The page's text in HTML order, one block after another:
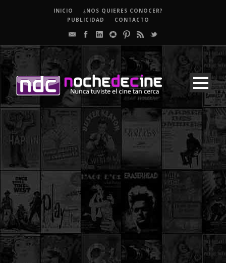
INICIO
¿NOS QUIERES CONOCER?
PUBLICIDAD
CONTACTO